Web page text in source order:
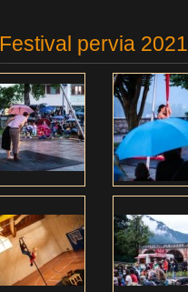
Festival pervia 2021